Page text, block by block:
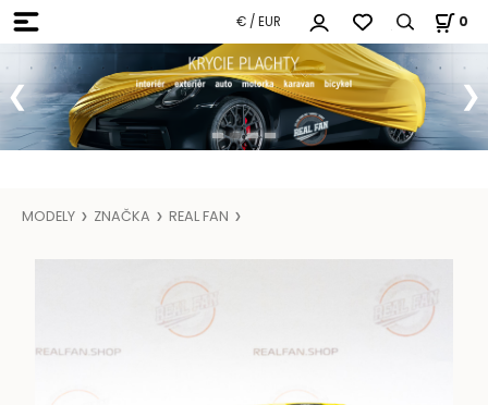
€ / EUR 0
MODELY ZNAČKA REAL FAN